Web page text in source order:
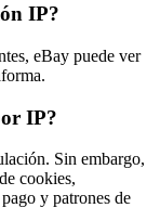
IP?
eBay puede ver
IP?
Sin embargo,
cookies,
y patrones de